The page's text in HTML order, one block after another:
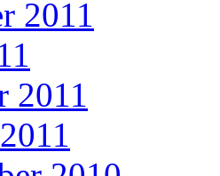
2011
2011